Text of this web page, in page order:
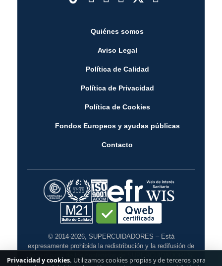
Privacidad y cookies. Utilizamos cookies propias y de terceros para
Quiénes somos
Aviso Legal
Política de Calidad
Política de Privacidad
Política de Cookies
Fondos Europeos y ayudas públicas
Contacto
© 2014-2026, SUPERCUIDADORES – Está
expresamente prohibida la redistribución y la redifusión de